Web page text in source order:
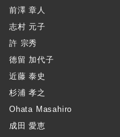
前澤 章人
志村 元子
許 宗秀
徳留 加代子
近藤 泰史
杉浦 孝之
Ohata Masahiro
成田 愛恵